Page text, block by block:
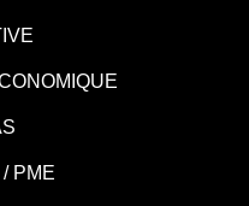
PME